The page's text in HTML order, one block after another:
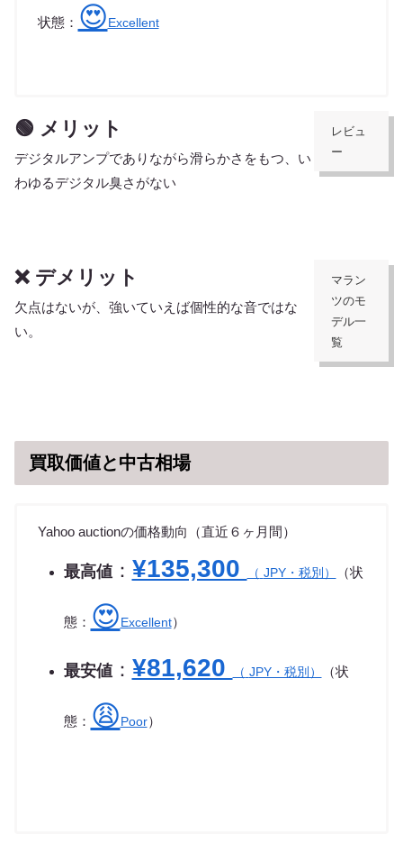
状態： 😍Excellent
🟢 メリット
デジタルアンプでありながら滑らかさをもつ、い
わゆるデジタル臭さがない
レビュ
ー
❌ デメリット
欠点はないが、強いていえば個性的な音ではな
い。
マラン
ツのモ
デル一
覧
買取価値と中古相場
Yahoo auctionの価格動向（直近６ヶ月間）
最高値： ¥135,300 （ JPY・税別） （状
態： 😍Excellent）
最安値： ¥81,620 （ JPY・税別） （状
態： 😩Poor）